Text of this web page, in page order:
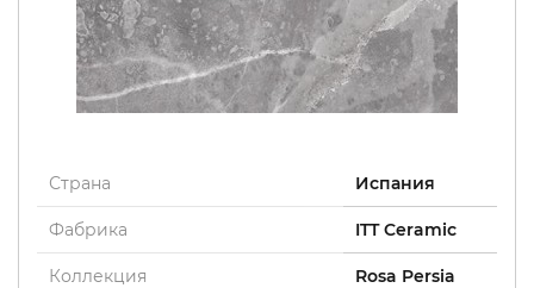
Страна Испания
Фабрика ITT Ceramic
Коллекция Rosa Persia